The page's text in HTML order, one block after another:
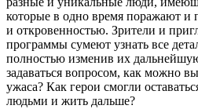
которые в одно время поражают и
и откровенностью. Зрители и
программы сумеют узнать все
полностью изменив их
задаваться вопросом, как можно
ужаса? Как герои смогли
людьми и жить дальше?